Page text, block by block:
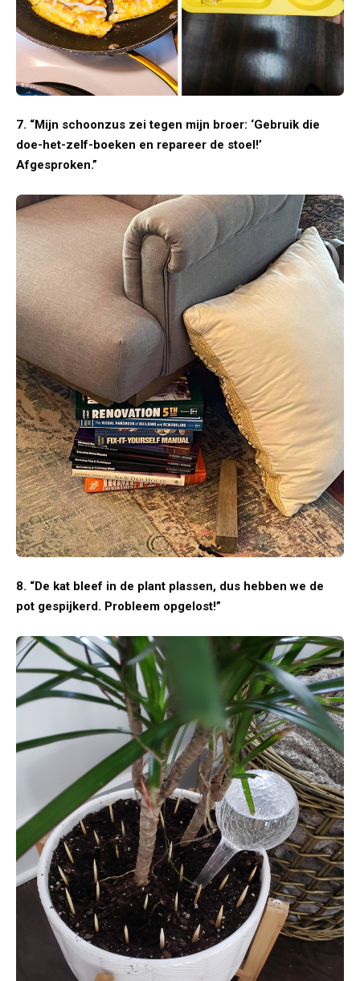
7. “Mijn schoonzus zei tegen mijn broer: ‘Gebruik die
doe-het-zelf-boeken en repareer de stoel!’
Afgesproken.”
8. “De kat bleef in de plant plassen, dus hebben we de
pot gespijkerd. Probleem opgelost!”